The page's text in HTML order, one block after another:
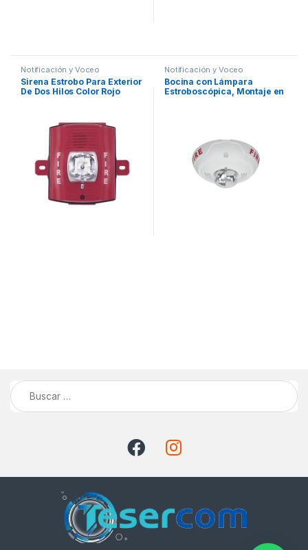
Notificación y Voceo
Sirena Estrobo Para Exterior
De Dos Hilos Color Rojo
Notificación y Voceo
Bocina con Lámpara
Estroboscópica, Montaje en
Buscar: